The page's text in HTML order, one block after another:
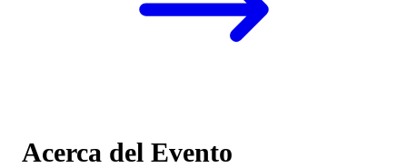
Acerca del Evento